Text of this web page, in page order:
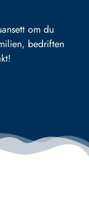
om du
bedriften